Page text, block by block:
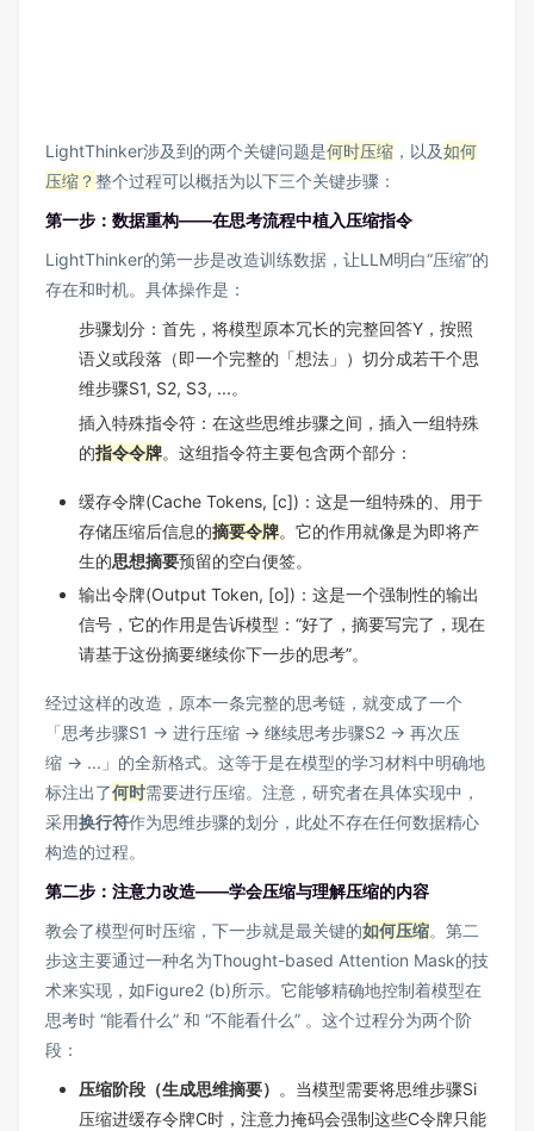
LightThinker涉及到的两个关键问题是何时压缩 ，以及如何
压缩？整个过程可以概括为以下三个关键步骤：
第一步：数据重构——在思考流程中植入压缩指令
LightThinker的第一步是改造训练数据，让LLM明白“压缩”的
存在和时机。具体操作是：
步骤划分：首先，将模型原本冗长的完整回答Y，按照
语义或段落（即一个完整的「想法」）切分成若干个思
维步骤S1, S2, S3, ...。
插入特殊指令符：在这些思维步骤之间，插入一组特殊
的指令令牌。这组指令符主要包含两个部分：
缓存令牌(Cache Tokens, [c])：这是一组特殊的、用于
存储压缩后信息的摘要令牌。它的作用就像是为即将产
生的思想摘要预留的空白便签。
输出令牌(Output Token, [o])：这是一个强制性的输出
信号，它的作用是告诉模型：“好了，摘要写完了，现在
请基于这份摘要继续你下一步的思考”。
经过这样的改造，原本一条完整的思考链，就变成了一个
「思考步骤S1 → 进行压缩 → 继续思考步骤S2 → 再次压
缩 → ...」的全新格式。这等于是在模型的学习材料中明确地
标注出了何时需要进行压缩。注意，研究者在具体实现中，
采用换行符作为思维步骤的划分，此处不存在任何数据精心
构造的过程。
第二步：注意力改造——学会压缩与理解压缩的内容
教会了模型何时压缩，下一步就是最关键的如何压缩。第二
步这主要通过一种名为Thought-based Attention Mask的技
术来实现，如Figure2 (b)所示。它能够精确地控制着模型在
思考时 “能看什么” 和 “不能看什么” 。这个过程分为两个阶
段：
压缩阶段（生成思维摘要） 。当模型需要将思维步骤Si
压缩进缓存令牌C时，注意力掩码会强制这些C令牌只能